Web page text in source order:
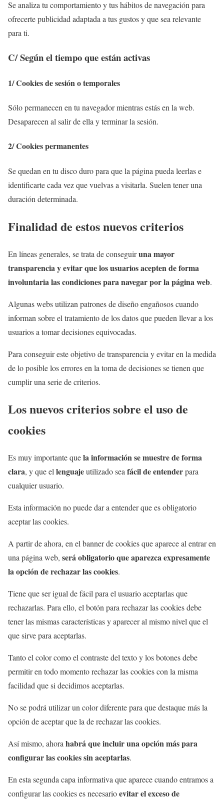
Se analiza tu comportamiento y tus hábitos de navegación para
ofrecerte publicidad adaptada a tus gustos y que sea relevante
para ti.
C/ Según el tiempo que están activas
1/ Cookies de sesión o temporales
Sólo permanecen en tu navegador mientras estás en la web.
Desaparecen al salir de ella y terminar la sesión.
2/ Cookies permanentes
Se quedan en tu disco duro para que la página pueda leerlas e
identificarte cada vez que vuelvas a visitarla. Suelen tener una
duración determinada.
Finalidad de estos nuevos criterios
En líneas generales, se trata de conseguiruna mayor
transparencia y evitar que los usuarios acepten de forma
involuntaria las condiciones para navegar por la página web.
Algunas webs utilizan patrones de diseño engañosos cuando
informan sobre el tratamiento de los datos que pueden llevar a los
usuarios a tomar decisiones equivocadas.
Para conseguir este objetivo de transparencia y evitar en la medida
de lo posible los errores en la toma de decisiones se tienen que
cumplir una serie de criterios.
Los nuevos criterios sobre el uso de
cookies
Es muy importante quela información se muestre de forma
clara, y que ellenguajeutilizado seafácil de entenderpara
cualquier usuario.
Esta información no puede dar a entender que es obligatorio
aceptar las cookies.
A partir de ahora, en el banner de cookies que aparece al entrar en
una página web, será obligatorio que aparezca expresamente
la opción de rechazar las cookies.
Tiene que ser igual de fácil para el usuario aceptarlas que
rechazarlas. Para ello, el botón para rechazar las cookies debe
tener las mismas características y aparecer al mismo nivel que el
que sirve para aceptarlas.
Tanto el color como el contraste del texto y los botones debe
permitir en todo momento rechazar las cookies con la misma
facilidad que si decidimos aceptarlas.
No se podrá utilizar un color diferente para que destaque más la
opción de aceptar que la de rechazar las cookies.
Así mismo, ahorahabrá que incluir una opción más para
configurar las cookies sin aceptarlas.
En esta segunda capa informativa que aparece cuando entramos a
configurar las cookies es necesarioevitar el exceso de